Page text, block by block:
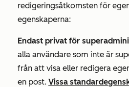
redigeringsåtkomsten för
egenskaperna:
Endast privat för
alla användare som inte är
från att visa eller redigera
en post. Vissa